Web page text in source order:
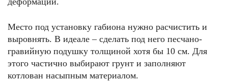
Место под установку габиона нужно расчистить и
выровнять. В идеале – сделать под него песчано-
гравийную подушку толщиной хотя бы 10 см. Для
этого частично выбирают грунт и заполняют
котлован насыпным материалом.